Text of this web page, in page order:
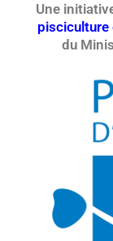
Une
pisciculture
du